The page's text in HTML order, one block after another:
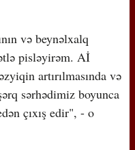
və beynəlxalq
pisləyirəm. Aİ
artırılmasında və
sərhədimiz boyunca
çıxış edir", - o